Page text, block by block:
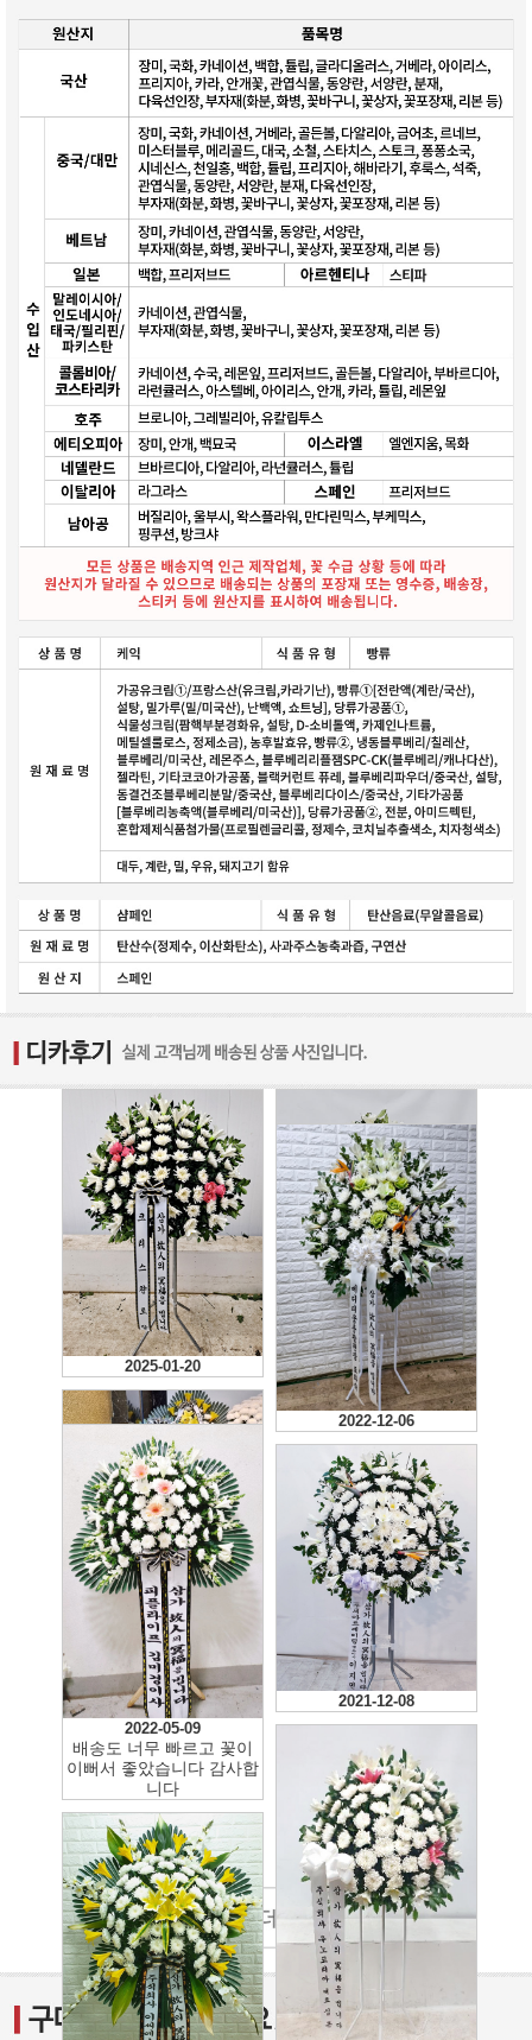
2025-01-20
2023-04-19
2022-12-06
2022-11-16
2022-05-09
배송도 너무 빠르고 꽃이
이뻐서 좋았습니다 감사합
니다
2021-12-08